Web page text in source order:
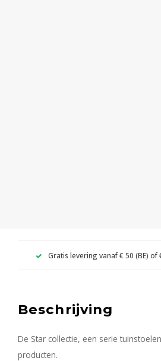
Gratis levering vanaf € 50 (BE) of
Beschrijving
De Star collectie, een serie
producten.